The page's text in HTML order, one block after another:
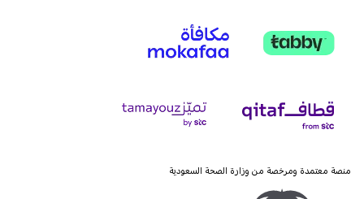
منصة معتمدة ومرخصة من وزارة الصحة السعودية